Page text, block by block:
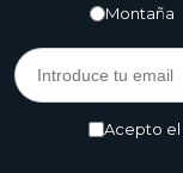
Montaña
Acepto el